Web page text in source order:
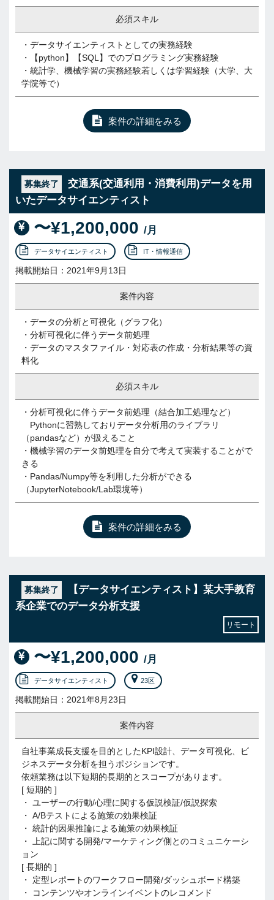
必須スキル
・データサイエンティストとしての実務経験
・【python】【SQL】でのプログラミング実務経験
・統計学、機械学習の実務経験若しくは学習経験（大学、大
学院等で）
案件の詳細をみる
募集終了
交通系(交通利用・消費利用)データを用
いたデータサイエンティスト
〜¥1,200,000 /月
データサイエンティスト IT・情報通信
掲載開始日：2021年9月13日
案件内容
・データの分析と可視化（グラフ化）
・分析可視化に伴うデータ前処理
・データのマスタファイル・対応表の作成・分析結果等の資
料化
必須スキル
・分析可視化に伴うデータ前処理（結合加工処理など）
Pythonに習熟しておりデータ分析用のライブラリ
（pandasなど）が扱えること
・機械学習のデータ前処理を自分で考えて実装することがで
きる
・Pandas/Numpy等を利用した分析ができる
（JupyterNotebook/Lab環境等）
案件の詳細をみる
募集終了
【データサイエンティスト】某大手教育
系企業でのデータ分析支援
リモート
〜¥1,200,000 /月
データサイエンティスト 23区
掲載開始日：2021年8月23日
案件内容
自社事業成長支援を目的としたKPI設計、データ可視化、ビ
ジネスデータ分析を担うポジションです。
依頼業務は以下短期的長期的とスコープがあります。
[ 短期的 ]
・ ユーザーの行動/心理に関する仮説検証/仮説探索
・ A/Bテストによる施策の効果検証
・ 統計的因果推論による施策の効果検証
・ 上記に関する開発/マーケティング側とのコミュニケーシ
ョン
[ 長期的 ]
・ 定型レポートのワークフロー開発/ダッシュボード構築
・ コンテンツやオンラインイベントのレコメンド